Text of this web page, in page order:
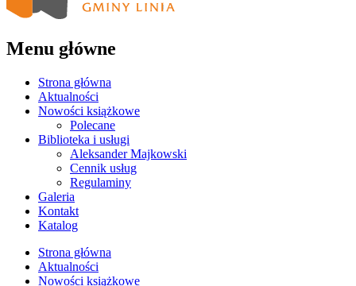
Menu główne
Strona główna
Aktualności
Nowości książkowe
Polecane
Biblioteka i usługi
Aleksander Majkowski
Cennik usług
Regulaminy
Galeria
Kontakt
Katalog
Strona główna
Aktualności
Nowości książkowe